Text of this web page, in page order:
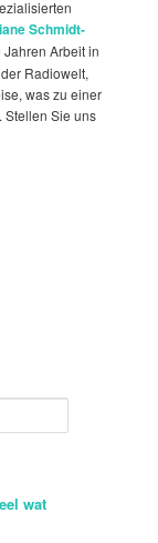
Schmidt-
Arbeit in
Radiowelt,
was zu einer
Stellen Sie uns
wat